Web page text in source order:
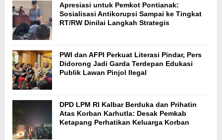
Apresiasi untuk Pemkot Pontianak:
Sosialisasi Antikorupsi Sampai ke Tingkat
RT/RW Dinilai Langkah Strategis
PWI dan AFPI Perkuat Literasi Pindar, Pers
Didorong Jadi Garda Terdepan Edukasi
Publik Lawan Pinjol Ilegal
DPD LPM RI Kalbar Berduka dan Prihatin
Atas Korban Karhutla: Desak Pemkab
Ketapang Perhatikan Keluarga Korban